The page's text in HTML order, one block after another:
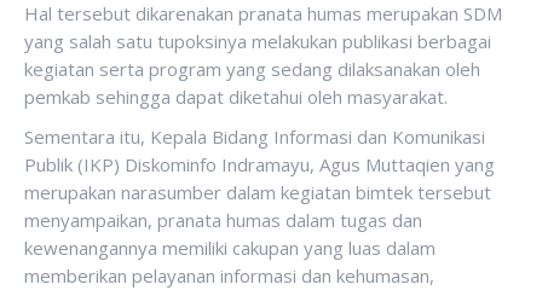
Hal tersebut dikarenakan pranata humas merupakan SDM
yang salah satu tupoksinya melakukan publikasi berbagai
kegiatan serta program yang sedang dilaksanakan oleh
pemkab sehingga dapat diketahui oleh masyarakat.
Sementara itu, Kepala Bidang Informasi dan Komunikasi
Publik (IKP) Diskominfo Indramayu, Agus Muttaqien yang
merupakan narasumber dalam kegiatan bimtek tersebut
menyampaikan, pranata humas dalam tugas dan
kewenangannya memiliki cakupan yang luas dalam
memberikan pelayanan informasi dan kehumasan,